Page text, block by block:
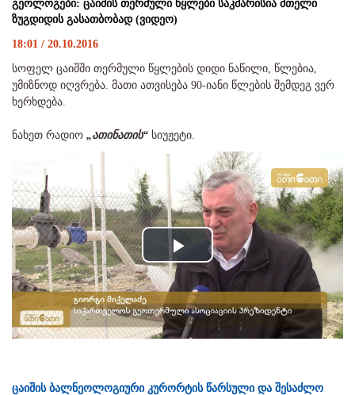
გეოლოგები: ცაიშის თერმული წყლები საკმარისია მთელი
ზუგდიდის გასათბობად (ვიდეო)
18:01 / 20.10.2016
სოფელ ცაიშში თერმული წყლების დიდი ნაწილი, წლებია,
უმიზნოდ იღვრება. მათი ათვისება 90-იანი წლების შემდეგ ვერ
ხერხდება.
ნახეთ რადიო „ათინათის“ სიუჟეტი.
Play
Video
ცაიშის ბალნეოლოგიური კურორტის წარსული და შესაძლო